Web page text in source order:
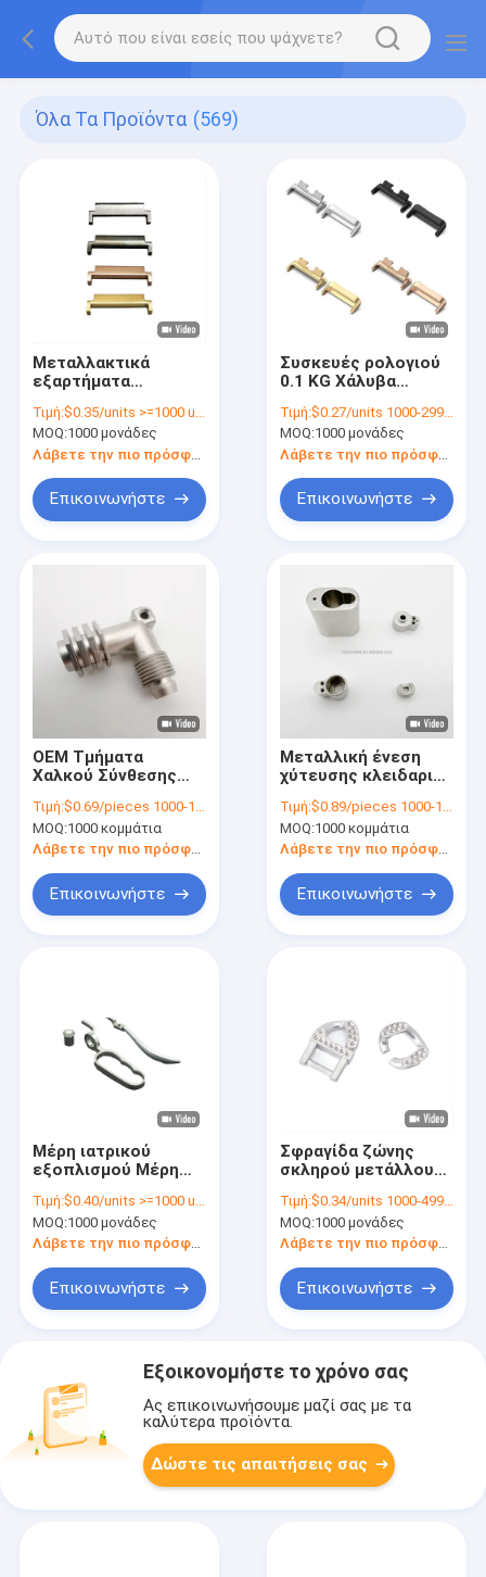
Όλα Τα Προϊόντα (569)
Μεταλλακτικά
εξαρτήματα
ρολογιών από
μεταλλικό
ανοξείδωτο χάλυβα
Τιμή:$0.35/units >=1000 units
MOQ:1000 μονάδες
Λάβετε την πιο πρόσφατη τιμή
Επικοινωνήστε
Συσκευές ρολογιού
0.1 KG Χάλυβα
Ρολόι Συσκευές
συνδετήρα
Ανταλλακτικά
Τιμή:$0.27/units 1000-2999 units
MOQ:1000 μονάδες
Επικοινωνήστε
OEM Τμήματα
Χαλκού Σύνθεσης
μεταλλουργία
σκόνης για
εξατομίκευση Τύπος
Τιμή:$0.69/pieces 1000-1999 pieces
MOQ:1000 κομμάτια
Λάβετε την πιο πρόσφατη τιμή
Επικοινωνήστε
Μεταλλική ένεση
χύτευσης κλειδαριού
Κέντρο για ευέλικτο
σχεδιασμό
κλειδαριού Κέντρο
Τιμή:$0.89/pieces 1000-1999 pieces
MOQ:1000 κομμάτια
Επικοινωνήστε
Μέρη ιατρικού
εξοπλισμού Μέρη
ακριβείας Μέρη που
παράγονται με ένεση
Τιμή:$0.40/units >=1000 units
MOQ:1000 μονάδες
Λάβετε την πιο πρόσφατη τιμή
Επικοινωνήστε
Σφραγίδα ζώνης
σκληρού μετάλλου
ειδικά
διαμορφωμένα μέρη
Τιμή:$0.34/units 1000-4999 units
MOQ:1000 μονάδες
Λάβετε την πιο πρόσφατη τιμή
Επικοινωνήστε
Εξοικονομήστε το χρόνο σας
Ας επικοινωνήσουμε μαζί σας με τα
καλύτερα προϊόντα.
Δώστε τις απαιτήσεις σας